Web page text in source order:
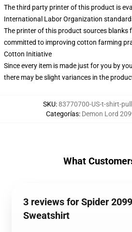
The third party printer of this product is
International Labor Organization
The printer of this product sources blanks
committed to improving cotton farming
Cotton Initiative
Since every item is made just for you by
there may be slight variances in the
SKU:83770700-US-t-shirt-
Categorías: Demon Lord
What
3 reviews for Spider
Sweatshirt